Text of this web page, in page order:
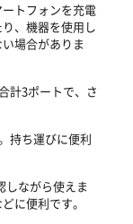
トフォンを充電
、機器を使用し
場合がありま
計3ポートで、さ
持ち運びに便利
ながら使えま
に便利です。